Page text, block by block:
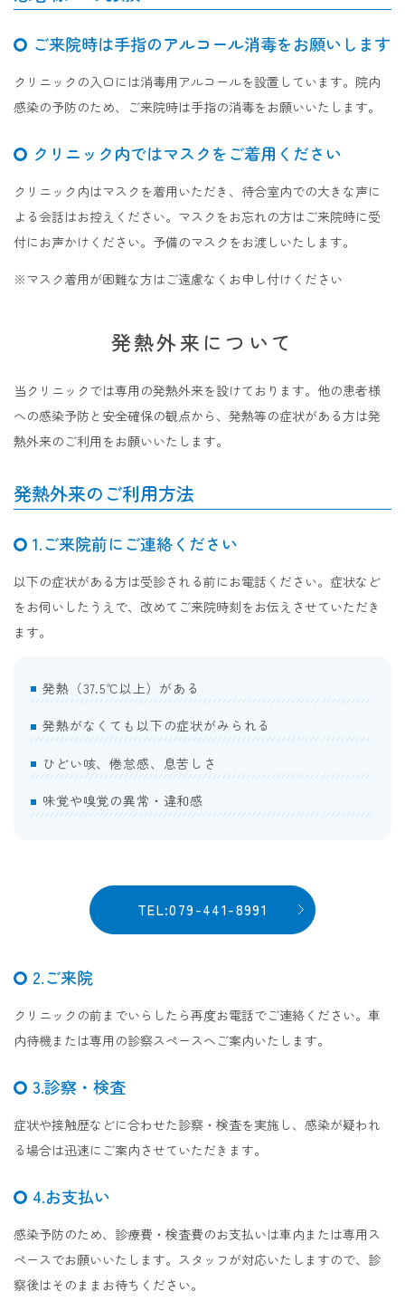
ご来院時は手指のアルコール消毒をお願いします
クリニックの入口には消毒用アルコールを設置しています。院内
感染の予防のため、ご来院時は手指の消毒をお願いいたします。
クリニック内ではマスクをご着用ください
クリニック内はマスクを着用いただき、待合室内での大きな声に
よる会話はお控えください。マスクをお忘れの方はご来院時に受
付にお声かけください。予備のマスクをお渡しいたします。
※マスク着用が困難な方はご遠慮なくお申し付けください
発熱外来について
当クリニックでは専用の発熱外来を設けております。他の患者様
への感染予防と安全確保の観点から、発熱等の症状がある方は発
熱外来のご利用をお願いいたします。
発熱外来のご利用方法
1.ご来院前にご連絡ください
以下の症状がある方は受診される前にお電話ください。症状など
をお伺いしたうえで、改めてご来院時刻をお伝えさせていただき
ます。
発熱（37.5℃以上）がある
発熱がなくても以下の症状がみられる
ひどい咳、倦怠感、息苦しさ
味覚や嗅覚の異常・違和感
TEL:079-441-8991
2.ご来院
クリニックの前までいらしたら再度お電話でご連絡ください。車
内待機または専用の診察スペースへご案内いたします。
3.診察・検査
症状や接触歴などに合わせた診察・検査を実施し、感染が疑われ
る場合は迅速にご案内させていただきます。
4.お支払い
感染予防のため、診療費・検査費のお支払いは車内または専用ス
ペースでお願いいたします。スタッフが対応いたしますので、診
察後はそのままお待ちください。